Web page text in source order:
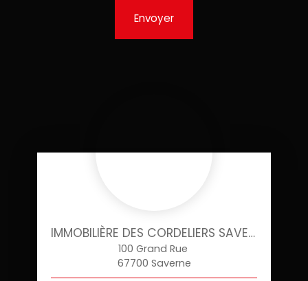
Envoyer
IMMOBILIÈRE DES CORDELIERS SAVERNE
100 Grand Rue
67700 Saverne